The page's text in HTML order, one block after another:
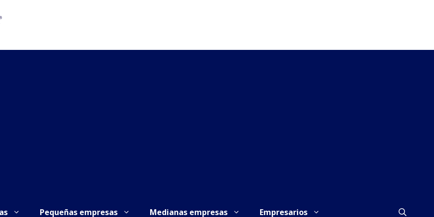
Pequeñas empresas Medianas empresas Empresarios